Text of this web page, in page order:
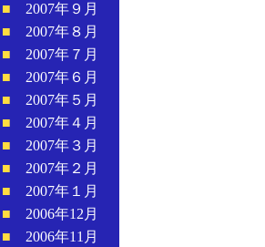
■ 2007年９月
■ 2007年８月
■ 2007年７月
■ 2007年６月
■ 2007年５月
■ 2007年４月
■ 2007年３月
■ 2007年２月
■ 2007年１月
■ 2006年12月
■ 2006年11月